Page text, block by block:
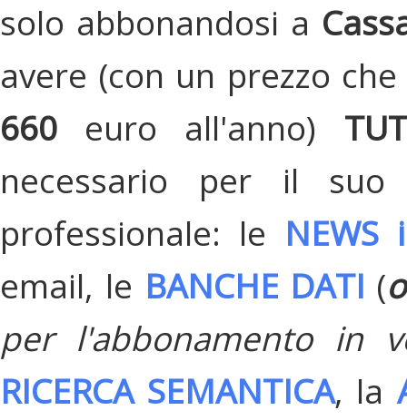
solo abbonandosi a
avere (con un prezzo
660 euro all'anno)
necessario per il suo
professionale: le
email, le BANCHE DATI (
per l'abbonamento in
RICERCA SEMANTICA, la